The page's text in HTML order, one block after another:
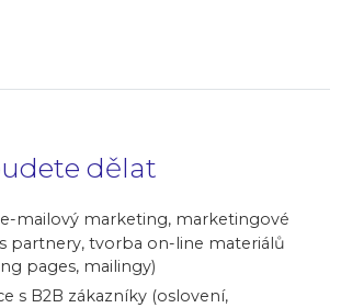
dělat
e-mailový marketing, marketingové
partnery, tvorba on-line materiálů
pages, mailingy)
s B2B zákazníky (oslovení,